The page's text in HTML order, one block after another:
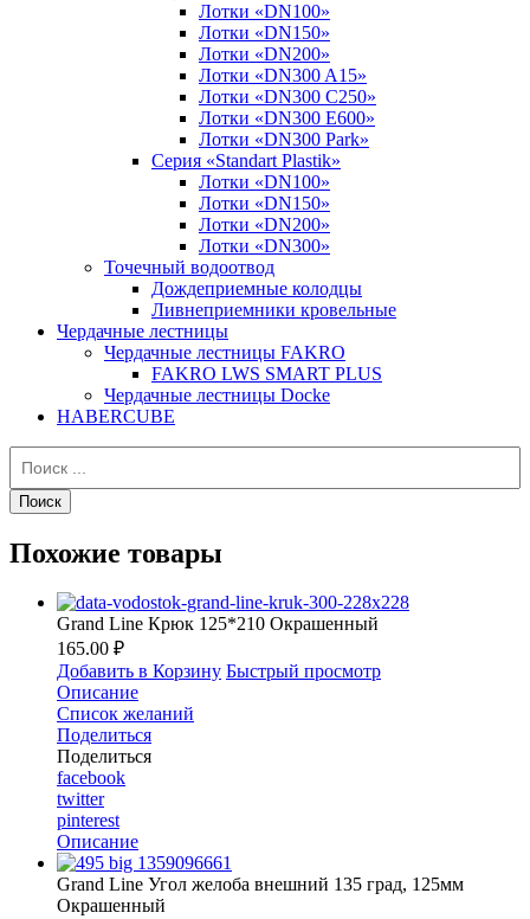
Лотки «DN100»
Лотки «DN150»
Лотки «DN200»
Лотки «DN300 A15»
Лотки «DN300 C250»
Лотки «DN300 E600»
Лотки «DN300 Park»
Серия «Standart Plastik»
Лотки «DN100»
Лотки «DN150»
Лотки «DN200»
Лотки «DN300»
Точечный водоотвод
Дождеприемные колодцы
Ливнеприемники кровельные
Чердачные лестницы
Чердачные лестницы FAKRO
FAKRO LWS SMART PLUS
Чердачные лестницы Docke
HABERCUBE
Похожие товары
Grand Line Крюк 125*210 Окрашенный
165.00 ₽
Добавить в Корзину Быстрый просмотр
Описание
Список желаний
Поделиться
Поделиться
facebook
twitter
pinterest
Описание
Grand Line Угол желоба внешний 135 град, 125мм
Окрашенный